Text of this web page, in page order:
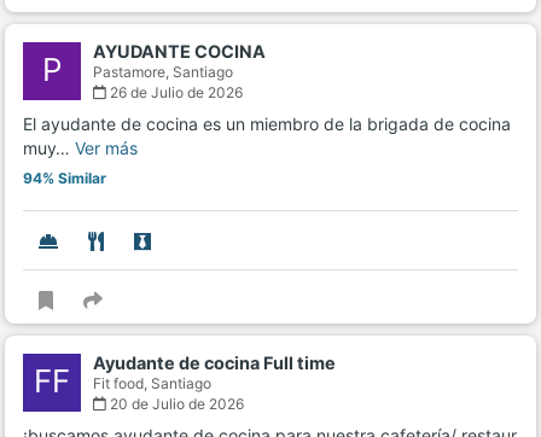
P AYUDANTE COCINA
Pastamore, Santiago
26 de Julio de 2026
El ayudante de cocina es un miembro de la brigada de cocina
muy… Ver más
94% Similar
FF Ayudante de cocina Full time
Fit food, Santiago
20 de Julio de 2026